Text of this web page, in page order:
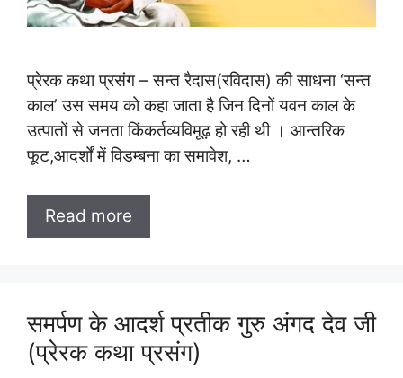
प्रेरक कथा प्रसंग – सन्त रैदास(रविदास) की साधना ‘सन्त
काल’ उस समय को कहा जाता है जिन दिनों यवन काल के
उत्पातों से जनता किंकर्तव्यविमूढ़ हो रही थी । आन्तरिक
फूट,आदर्शों में विडम्बना का समावेश, …
Read more
समर्पण के आदर्श प्रतीक गुरु अंगद देव जी
(प्रेरक कथा प्रसंग)